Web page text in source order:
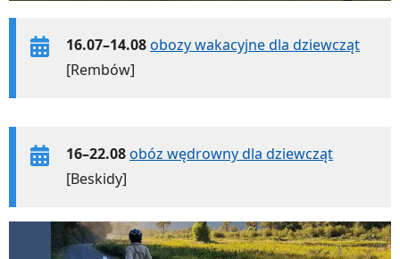
16.07–14.08obozy wakacyjne dla dziewcząt
[Rembów]
16–22.08obóz wędrowny dla dziewcząt
[Beskidy]